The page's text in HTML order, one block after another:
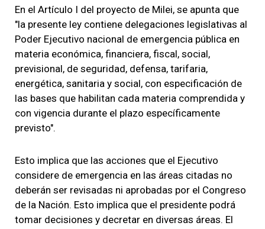
En el Artículo I del proyecto de Milei, se apunta que
"la presente ley contiene delegaciones legislativas al
Poder Ejecutivo nacional de emergencia pública en
materia económica, financiera, fiscal, social,
previsional, de seguridad, defensa, tarifaria,
energética, sanitaria y social, con especificación de
las bases que habilitan cada materia comprendida y
con vigencia durante el plazo específicamente
previsto".
Esto implica que las acciones que el Ejecutivo
considere de emergencia en las áreas citadas no
deberán ser revisadas ni aprobadas por el Congreso
de la Nación. Esto implica que el presidente podrá
tomar decisiones y decretar en diversas áreas. El